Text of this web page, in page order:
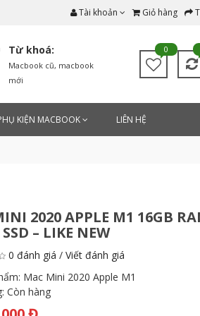
Tài khoản Giỏ hàng
Từ khoá:
Macbook cũ, macbook
mới
0
KIỆN MACBOOK LIÊN HỆ
2020 APPLE M1 16GB
– LIKE NEW
0 đánh giá /Viết đánh giá
Mac Mini 2020 Apple M1
Còn hàng